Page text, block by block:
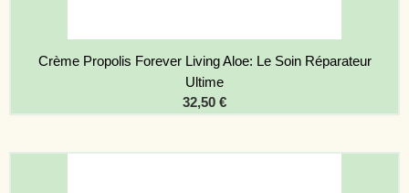
Crème Propolis Forever Living Aloe: Le Soin Réparateur
Ultime
32,50 €